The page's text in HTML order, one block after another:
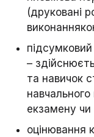
(друковані
–
та навичок
екзамену чи
оцінювання